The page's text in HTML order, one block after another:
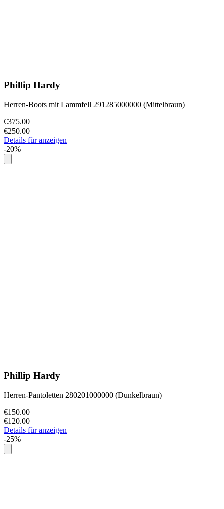
Phillip Hardy
Herren-Boots mit Lammfell 291285000000 (Mittelbraun)
€375.00
€250.00
Details für anzeigen
-20%
Phillip Hardy
Herren-Pantoletten 280201000000 (Dunkelbraun)
€150.00
€120.00
Details für anzeigen
-25%